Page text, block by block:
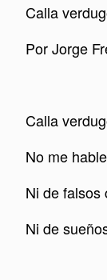
Calla
Por Jorge
Calla
No me
Ni de falsos
Ni de